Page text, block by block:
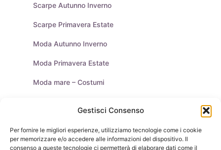
Gestisci Consenso
Per fornire le migliori esperienze, utilizziamo tecnologie come i cookie
per memorizzare e/o accedere alle informazioni del dispositivo. Il
consenso a queste tecnologie ci permetterà di elaborare dati come il
Scarpe Autunno Inverno
Scarpe Primavera Estate
Moda Autunno Inverno
Moda Primavera Estate
Moda mare – Costumi
Purse & Co Social